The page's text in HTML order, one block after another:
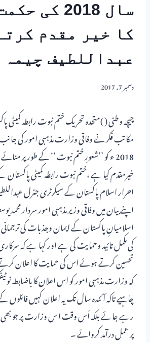
سال 2018
کا خیر مقدم
عبداللطیف چیمہ
دسمبر 7, 2017
چیچہ وطنی ( )متحدہ تحریک ختم نبوت رابطہ کمیٹی
مکاتب فکر نے وفاقی وزارت مذہبی امور کی
2018 ء کو ’’شعورِ ختم نبوت ‘‘ کے طور پر
خیرمقدم کیا ہے ،ختم نبوت رابطہ کمیٹی پاکستان
احرار اسلام پاکستان کے سیکرٹری جنرل
اپنے بیان میں وفاقی وزیر مذہبی امور سردار
اسلامیانِ پاکستان کے ایمان وجذبات کی
کی مکمل تائید وحمایت کی ہے اور کہا ہے کہ
تحسین کرتے ہوئے اس کی حمایت کا اعلان
کہ وزارت مذہبی امور کو اس اعلان کا باضابطہ
چاہیے تاکہ آئندہ سال تک یہ اعلان کہیں فائلوں
رہے جائے بلکہ اُس وقت ا س وزارت پر جو بھی
پر عمل درآمد کروائے ۔